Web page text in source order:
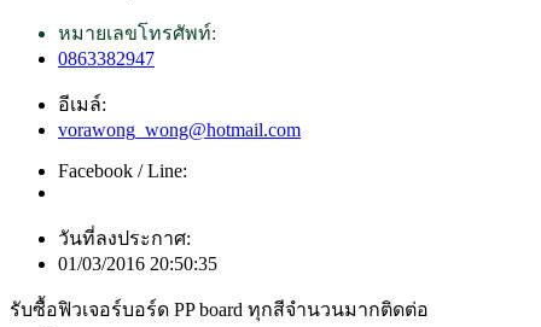
หมายเลขโทรศัพท์:
0863382947
อีเมล์:
vorawong_wong@hotmail.com
Facebook / Line:
วันที่ลงประกาศ:
01/03/2016 20:50:35
รับซื้อฟิวเจอร์บอร์ด PP board ทุกสีจำนวนมากติดต่อ